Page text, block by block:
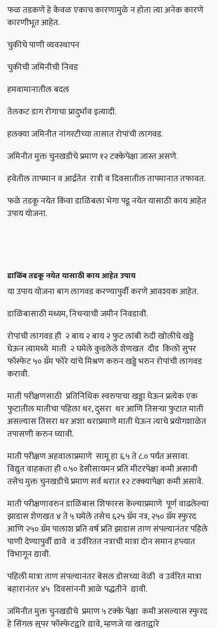
फळ तडकणे हे केवळ एकाच कारणामुळे न होता त्या अनेक कारणे
कारणीभूत आहेत.
चुकीचे पाणी व्यवस्थापन
चुकीचीजमिनीची निवड
हमवामानातील बदल
तेलकट डाग रोगाचा प्रादुर्भाव इत्यादी.
हलक्या जमिनीत नांगरटीच्या तासात रोपांची लागवड.
जमिनीत मुक्त चुनखडीचे प्रमाण १२ टक्केपेक्षा जास्त असणे.
हवेतील तापमान व आर्द्रतेत रात्री व दिवसातील तापमानात तफावत.
फळे तडकू नयेत किंवा डाळिंबला भेगा पडू नयेत यासाठी काय आहेत
उपाय योजना.
डाळिंब तडकू नयेत यासाठी काय आहेत उपाय
या उपाय योजना बाग लागवड करण्यापुर्वी करणे आवश्यक आहेत.
डाळिंबासाठी मध्यम,निचऱ्याची जमीन निवडावी.
रोपांची लागवड ही २ बाय २ बाय २ फुट लांबी रुंदी खोलीचे खड्डे
घेऊन त्यामध्ये माती २ घमेले कुडलेले शेणखत दीड किलो सुपर
फॉस्फेट ५० ग्रॅम फोरे यांचे मिश्रण करुन खड्डे भरुन रोपांची लागवड
करावी.
माती परीक्षणसाठी प्रतिनिधिक स्वरुपाचा खड्डा घेऊन प्रत्येक एक
फुटातील मातीचा पहिला थर,दुसरा थर आणि तिसऱ्या फुटात माती
असल्यास तिसरा थर अशा थराप्रमाणे माती घेऊन त्याचे प्रयोगशाळेत
तपासणी करुन घ्यावी.
माती परीक्षण अहवालाप्रमाणे सामू हा ६.५ ते ८.० पर्यंत असावा.
विद्युत वाहकता ही ०.५० डेसीसायमन प्रति मीटरपेक्षा कमी असावी
तसेच मुक्त चुनखडीचे प्रमाण सर्व थरात १२ टक्क्यापेक्षा कमी असावे.
माती परीक्षणावरुन डाळिंबास शिफारस केल्याप्रमाणे पूर्ण वाढलेल्या
झाडास शेणखत ४ ते ५ घमेले तसेच ६२५ ग्रॅम नत्र,२५० ग्रॅम स्फुरद
आणि २५० ग्रॅम पालाश प्रति वर्ष प्रति झाडास ताण संपल्यानंतर पहिले
पाणी देण्यापुर्वी द्यावे व उर्वरितत नत्राची मात्रा दोन समान हप्त्यात
विभागून द्यावी.
पहिली मात्रा ताण संपल्यानंतर बेसल डोसच्या वेळी व उर्वरित मात्रा
बहारानंतर ४५ दिवसांननी आळे पद्धतीने द्यावी.
जमिनीत मुक्त चुनखडीचे प्रमाण ५ टक्के पेक्षा कमी असल्यास स्फुरद
हे सिंगल सुपर फॉस्फेटद्वारे द्यावे, म्हणजे या खताद्वारे